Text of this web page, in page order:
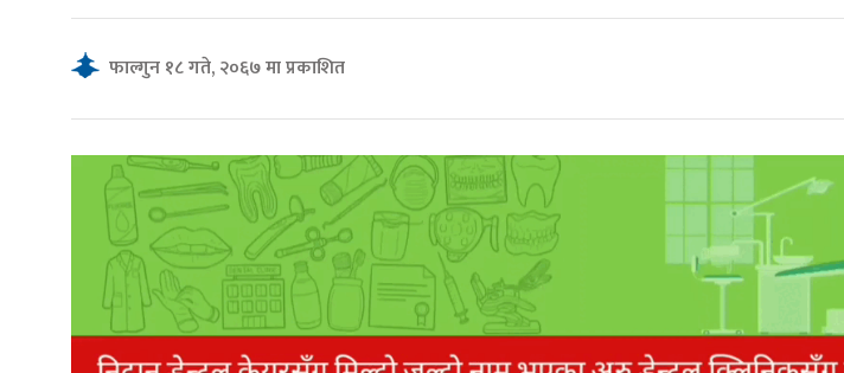
फाल्गुन १८ गते, २०६७ मा प्रकाशित